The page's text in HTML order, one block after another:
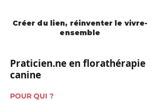
Créer du lien, réinventer le vivre-
ensemble
Praticien.ne en florathérapie
canine
POUR QUI ?